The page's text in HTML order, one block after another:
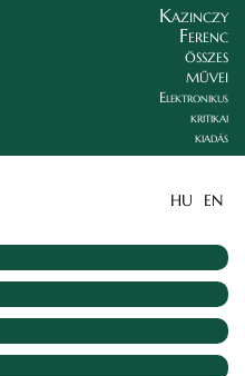
Kazinczy
Ferenc
összes
művei
Elektronikus
kritikai
kiadás
HU EN